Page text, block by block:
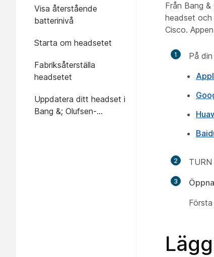
Visa återstående
batterinivå
Starta om headsetet
Fabriksåterställa
headsetet
Uppdatera ditt headset i
Bang &; Olufsen-
Från Bang
headset och
Cisco.
1 På
2
3